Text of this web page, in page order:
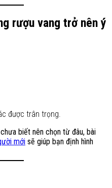
rượu vang trở nên ý
được trân trọng.
biết nên chọn từ đâu, bài
mới sẽ giúp bạn định hình